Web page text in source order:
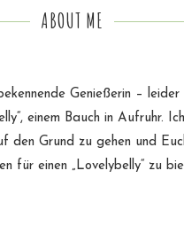
ABOUT ME
Genießerin – leider
einem Bauch in Aufruhr.
den Grund zu gehen und
für einen „Lovelybelly“ zu